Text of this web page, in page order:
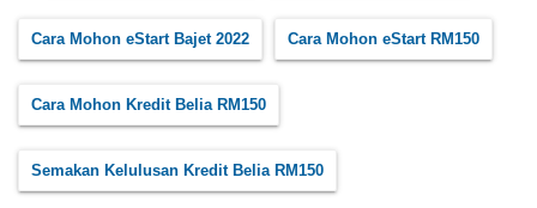
Cara Mohon eStart Bajet 2022 Cara Mohon eStart RM150
Cara Mohon Kredit Belia RM150
Semakan Kelulusan Kredit Belia RM150